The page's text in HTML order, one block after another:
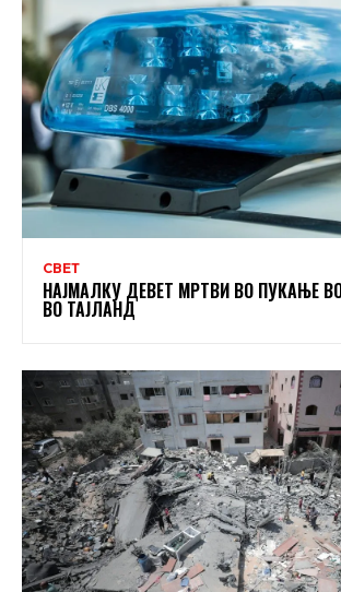
СВЕТ
НАЈМАЛКУ ДЕВЕТ МРТВИ ВО ПУКАЊЕ
ВО ТАЈЛАНД